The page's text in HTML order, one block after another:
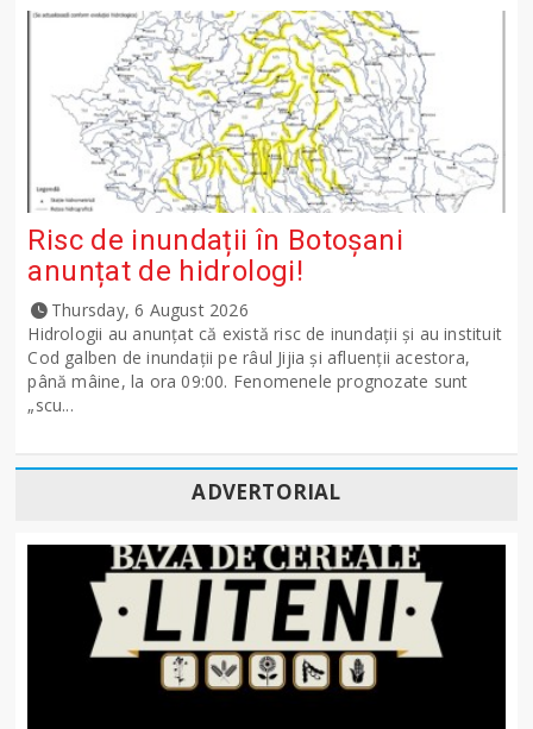
Risc de inundații în Botoșani
anunțat de hidrologi!
Thursday, 6 August 2026
Hidrologii au anunțat că există risc de inundații și au instituit
Cod galben de inundații pe râul Jijia și afluenții acestora,
până mâine, la ora 09:00. Fenomenele prognozate sunt
„scu...
ADVERTORIAL